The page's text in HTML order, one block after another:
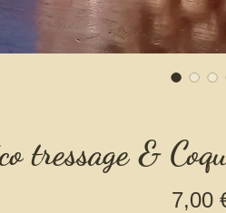
tressage &
7,00